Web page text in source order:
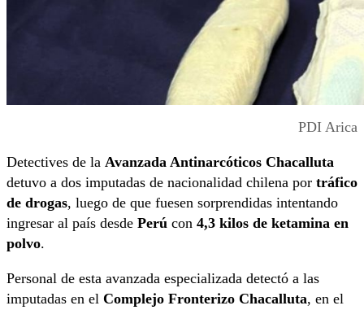
PDI Arica
Detectives de la Avanzada Antinarcóticos Chacalluta
detuvo a dos imputadas de nacionalidad chilena por tráfico
de drogas, luego de que fuesen sorprendidas intentando
ingresar al país desde Perú con 4,3 kilos de ketamina en
polvo.
Personal de esta avanzada especializada detectó a las
imputadas en el Complejo Fronterizo Chacalluta, en el